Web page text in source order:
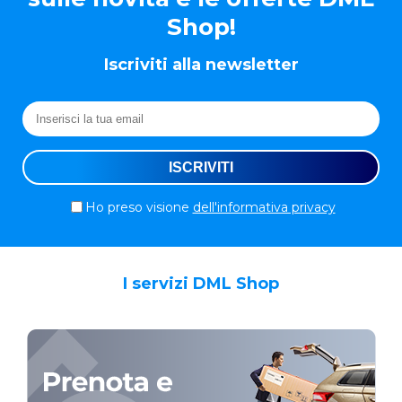
Shop!
Iscriviti alla newsletter
Ho preso visione dell'informativa privacy
I servizi DML Shop